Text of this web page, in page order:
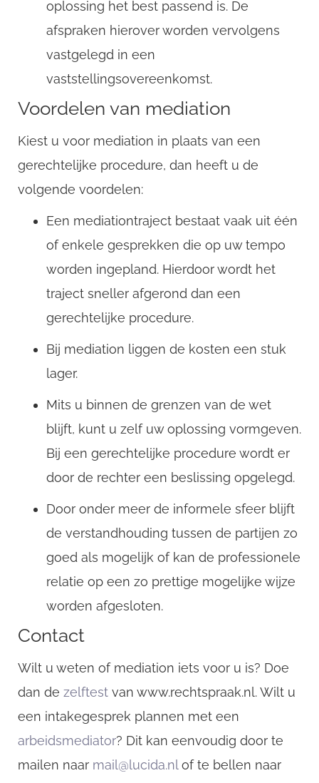
oplossing het best passend is. De
afspraken hierover worden vervolgens
vastgelegd in een
vaststellingsovereenkomst.
Voordelen van mediation
Kiest u voor mediation in plaats van een
gerechtelijke procedure, dan heeft u de
volgende voordelen:
Een mediationtraject bestaat vaak uit één
of enkele gesprekken die op uw tempo
worden ingepland. Hierdoor wordt het
traject sneller afgerond dan een
gerechtelijke procedure.
Bij mediation liggen de kosten een stuk
lager.
Mits u binnen de grenzen van de wet
blijft, kunt u zelf uw oplossing vormgeven.
Bij een gerechtelijke procedure wordt er
door de rechter een beslissing opgelegd.
Door onder meer de informele sfeer blijft
de verstandhouding tussen de partijen zo
goed als mogelijk of kan de professionele
relatie op een zo prettige mogelijke wijze
worden afgesloten.
Contact
Wilt u weten of mediation iets voor u is? Doe
dan de zelftest van www.rechtspraak.nl. Wilt u
een intakegesprek plannen met een
arbeidsmediator? Dit kan eenvoudig door te
mailen naar mail@lucida.nlof te bellen naar
Username